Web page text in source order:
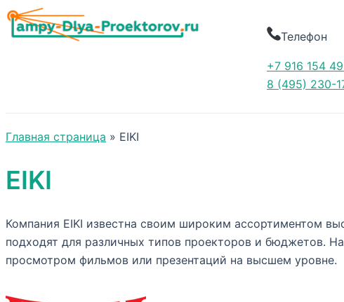
Телефон
+7 916 154
8 (495) 230-
Главная страница » EIKI
EIKI
Компания EIKI известна своим широким ассортиментом
подходят для различных типов проекторов и бюджетов.
просмотром фильмов или презентаций на высшем уровне.